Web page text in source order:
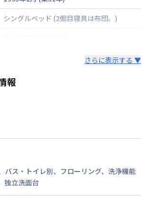
シングルベッド (2個目寝具は布団。)
タイプによって異なる
情報更新日より14日以内
さらに表示する ▼
報
バス・トイレ別、 フローリング、 洗浄機能
独立洗面台